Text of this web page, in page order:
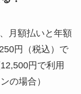
月額払いと年額
円（税込）で
円で利用
の場合）